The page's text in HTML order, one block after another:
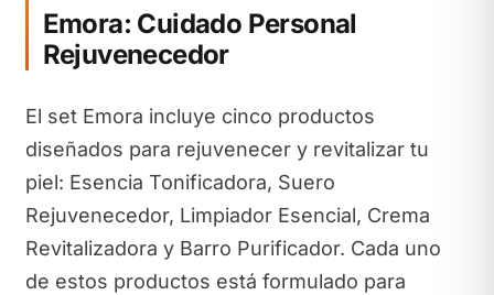
Emora: Cuidado Personal
Rejuvenecedor
El set Emora incluye cinco productos
diseñados para rejuvenecer y revitalizar tu
piel: Esencia Tonificadora, Suero
Rejuvenecedor, Limpiador Esencial, Crema
Revitalizadora y Barro Purificador. Cada uno
de estos productos está formulado para